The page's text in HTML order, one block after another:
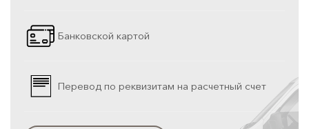
Банковской картой
Перевод по реквизитам на расчетный счет